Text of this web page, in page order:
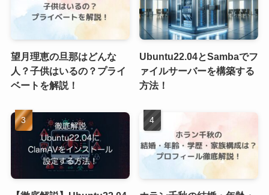
望月理恵の旦那はどんな
人？子供はいるの？プライ
ベートを解説！
Ubuntu22.04とSambaでフ
ァイルサーバーを構築する
方法！